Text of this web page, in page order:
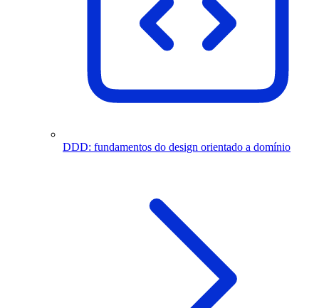
DDD: fundamentos do design orientado a domínio